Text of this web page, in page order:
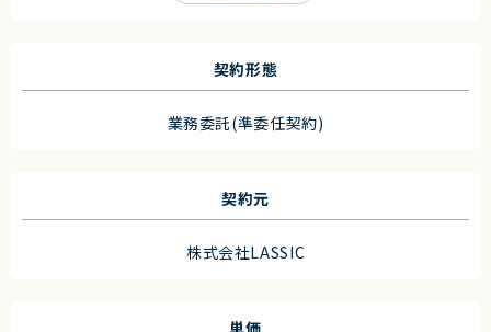
契約形態
業務委託(準委任契約)
契約元
株式会社LASSIC
単価